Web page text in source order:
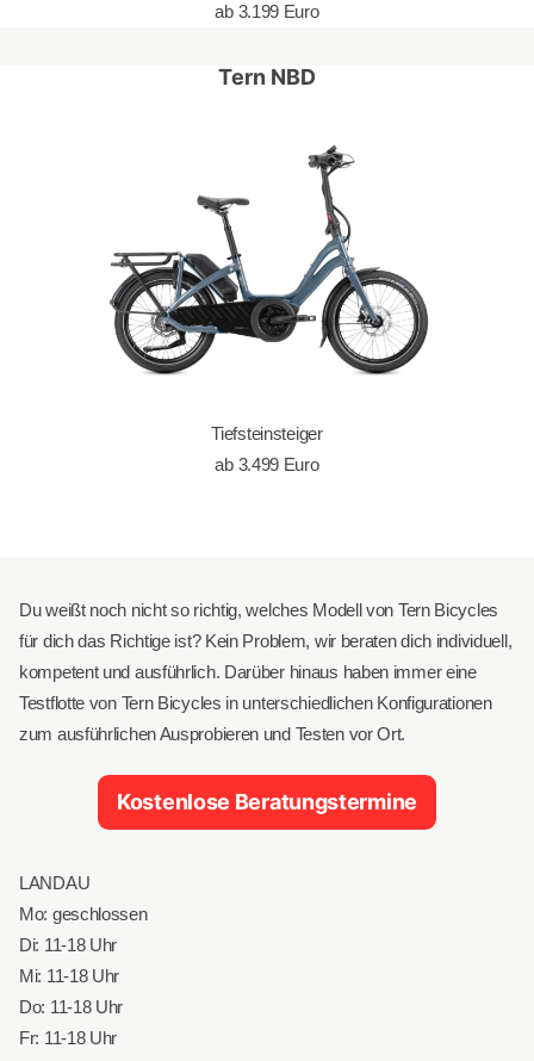
ab 3.199 Euro
Tern NBD
Tiefsteinsteiger
ab 3.499 Euro
Du weißt noch nicht so richtig, welches Modell von Tern Bicycles
für dich das Richtige ist? Kein Problem, wir beraten dich individuell,
kompetent und ausführlich. Darüber hinaus haben immer eine
Testflotte von Tern Bicycles in unterschiedlichen Konfigurationen
zum ausführlichen Ausprobieren und Testen vor Ort.
Kostenlose Beratungstermine
LANDAU
Mo: geschlossen
Di: 11-18 Uhr
Mi: 11-18 Uhr
Do: 11-18 Uhr
Fr: 11-18 Uhr